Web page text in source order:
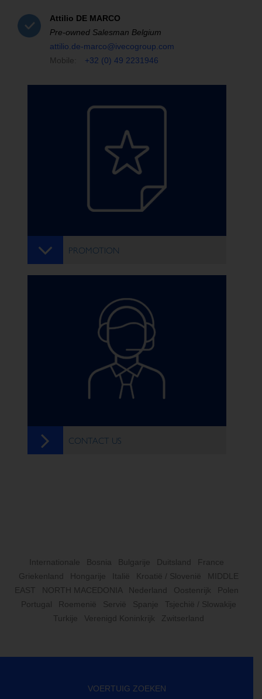
Attilio DE MARCO
Pre-owned Salesman Belgium
attilio.de-marco@ivecogroup.com
Mobile:
+32 (0) 49 2231946
PROMOTION
CONTACT US
Internationale Bosnia Bulgarije Duitsland
France
Griekenland
Hongarije Italië Kroatië / Slovenië
MIDDLE
EAST
NORTH MACEDONIA Nederland Oostenrijk
Polen
Portugal
Roemenië Servië Spanje
Tsjechië / Slowakije
Turkije
Verenigd Koninkrijk Zwitserland
VOERTUIG ZOEKEN